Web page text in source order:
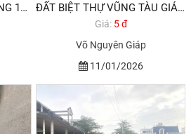
BÁN ĐẤT THỔ CƯ PHƯỜNG 11 VŨNG TÀU 100M2 2,6 TỶ (1/2026) ĐẤT BIỆT THỰ VŨNG TÀU GIÁ RẺ NHƯ CHO 270M2 5,4 TỶ
Giá: 5 đ
Võ Nguyên Giáp
11/01/2026